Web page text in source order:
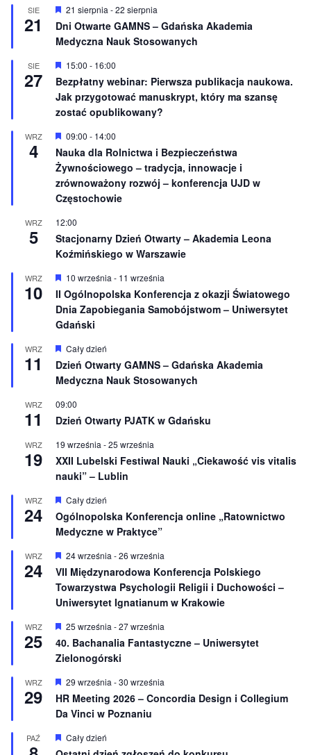
SIE
21
W
r
ó
n
o
n
e
21 sierpnia -22 sierpnia
Dni Otwarte GAMNS – Gdańska Akademia
Medyczna Nauk Stosowanych
SIE
27
W
r
ó
ż
n
i
o
n
e
15:00 - 16:00
Bezpłatny webinar: Pierwsza publikacja naukowa.
Jak przygotować manuskrypt, który ma szansę
zostać opublikowany?
WRZ
4
W
r
ó
ż
n
i
n
e
09:00 - 14:00
Nauka dla Rolnictwa i Bezpieczeństwa
Żywnościowego – tradycja, innowacje i
zrównoważony rozwój – konferencja UJD w
Częstochowie
WRZ
5
12:00
Stacjonarny Dzień Otwarty – Akademia Leona
Koźmińskiego w Warszawie
WRZ
10
W
y
r
ó
ż
n
o
n
e
10 września - 11 września
II Ogólnopolska Konferencja z okazji Światowego
Dnia Zapobiegania Samobójstwom – Uniwersytet
Gdański
WRZ
11
W
y
r
ó
n
o
e
Cały dzień
Dzień Otwarty GAMNS – Gdańska Akademia
Medyczna Nauk Stosowanych
WRZ
11
09:00
Dzień Otwarty PJATK w Gdańsku
WRZ
19
19 września -25 września
XXII Lubelski Festiwal Nauki „Ciekawość vis vitalis
nauki” – Lublin
WRZ
24
W
r
ó
n
i
o
n
e
Cały dzień
Ogólnopolska Konferencja online „Ratownictwo
Medyczne w Praktyce”
WRZ
24
W
y
r
ó
ż
n
i
o
n
e
24 września -26 września
VII Międzynarodowa Konferencja Polskiego
Towarzystwa Psychologii Religii i Duchowości –
Uniwersytet Ignatianum w Krakowie
WRZ
25
W
r
ó
n
i
o
n
25 września -27 września
40. Bachanalia Fantastyczne – Uniwersytet
Zielonogórski
WRZ
29
W
y
r
ó
n
29 września -30 września
HR Meeting 2026 – Concordia Design i Collegium
Da Vinci w Poznaniu
PAŹ
W
Cały dzień